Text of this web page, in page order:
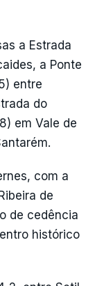
a Estrada
a Ponte
entre
do
em Vale de
com a
de
de cedência
histórico